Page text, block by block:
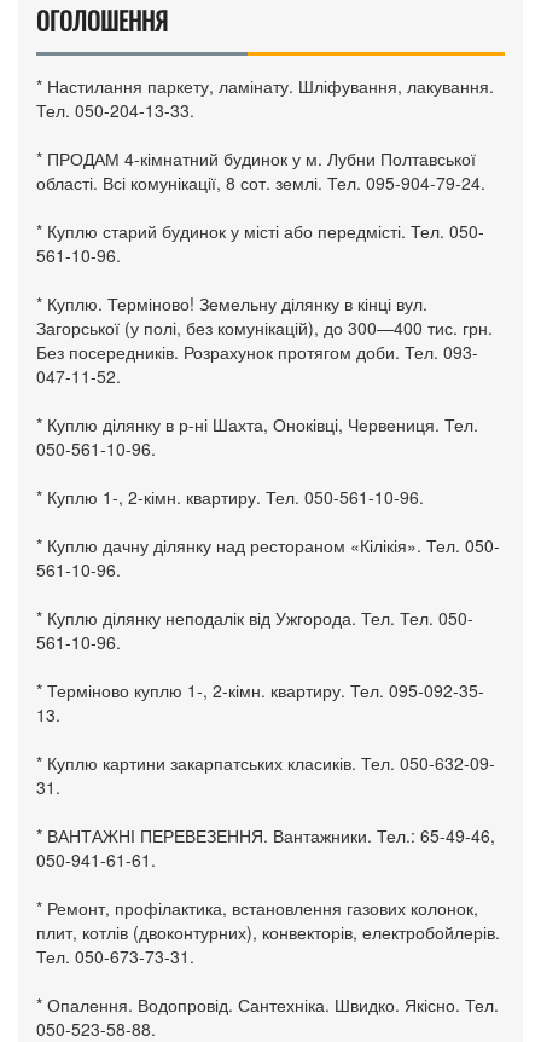
ОГОЛОШЕННЯ
* Настилання паркету, ламінату. Шліфування, лакування.
Тел. 050-204-13-33.
* ПРОДАМ 4-кімнатний будинок у м. Лубни Полтавської
області. Всі комунікації, 8 сот. землі. Тел. 095-904-79-24.
* Куплю старий будинок у місті або передмісті. Тел. 050-
561-10-96.
* Куплю. Терміново! Земельну ділянку в кінці вул.
Загорської (у полі, без комунікацій), до 300—400 тис. грн.
Без посередників. Розрахунок протягом доби. Тел. 093-
047-11-52.
* Куплю ділянку в р-ні Шахта, Оноківці, Червениця. Тел.
050-561-10-96.
* Куплю 1-, 2-кімн. квартиру. Тел. 050-561-10-96.
* Куплю дачну ділянку над рестораном «Кілікія». Тел. 050-
561-10-96.
* Куплю ділянку неподалік від Ужгорода. Тел. Тел. 050-
561-10-96.
* Терміново куплю 1-, 2-кімн. квартиру. Тел. 095-092-35-
13.
* Куплю картини закарпатських класиків. Тел. 050-632-09-
31.
* ВАНТАЖНІ ПЕРЕВЕЗЕННЯ. Вантажники. Тел.: 65-49-46,
050-941-61-61.
* Ремонт, профілактика, встановлення газових колонок,
плит, котлів (двоконтурних), конвекторів, електробойлерів.
Тел. 050-673-73-31.
* Опалення. Водопровід. Сантехніка. Швидко. Якісно. Тел.
050-523-58-88.